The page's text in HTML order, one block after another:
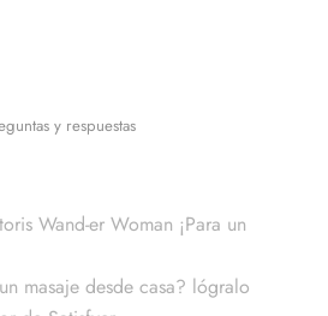
y respuestas
Wand-er Woman ¡Para un
masaje desde casa? lógralo